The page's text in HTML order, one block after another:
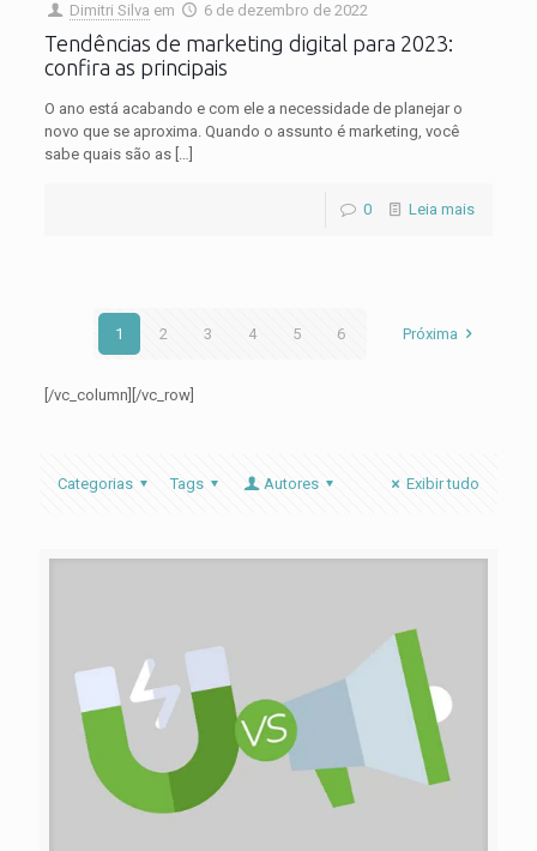
Dimitri Silva em 6 de dezembro de 2022
Tendências de marketing digital para 2023:
confira as principais
O ano está acabando e com ele a necessidade de planejar o
novo que se aproxima. Quando o assunto é marketing, você
sabe quais são as[…]
0 Leia mais
1 2 3 4 5 6 Próxima
[/vc_column][/vc_row]
Categorias Tags Autores Exibir tudo